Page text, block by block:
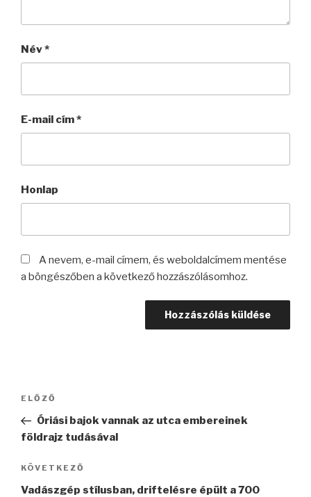
Név*
E-mail cím*
Honlap
A nevem, e-mail címem, és weboldalcímem mentése
a böngészőben a következő hozzászólásomhoz.
Bejegyzés
navigáció
Korábbi
bejegyzés
ELŐZŐ
Óriási bajok vannak az utca embereinek
földrajz tudásával
Következő
bejegyzés
KÖVETKEZŐ
Vadászgép stílusban, driftelésre épült a 700